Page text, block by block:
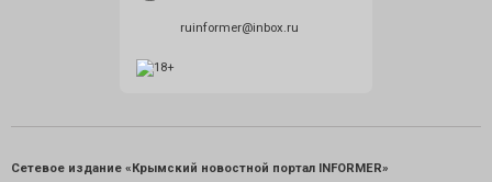
ruinformer@inbox.ru
Сетевое издание «Крымский новостной портал INFORMER»